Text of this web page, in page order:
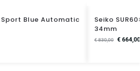
Sport Blue Automatic
Seiko
34mm
€830,00 €664,00